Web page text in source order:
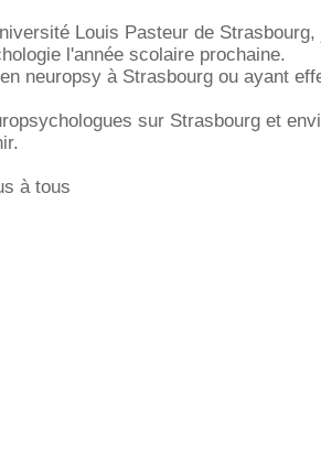
Louis Pasteur de Strasbourg,
l'année scolaire prochaine.
neuropsy à Strasbourg ou ayant
sur Strasbourg et
à tous